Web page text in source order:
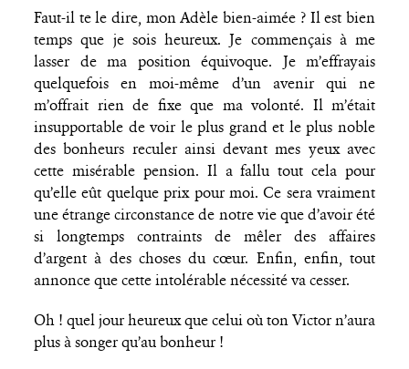
Faut-il te le dire, mon Adèle bien-aimée ? Il est bien
temps que je sois heureux. Je commençais à me
lasser de ma position équivoque. Je m’effrayais
quelquefois en moi-même d’un avenir qui ne
m’offrait rien de fixe que ma volonté. Il m’était
insupportable de voir le plus grand et le plus noble
des bonheurs reculer ainsi devant mes yeux avec
cette misérable pension. Il a fallu tout cela pour
qu’elle eût quelque prix pour moi. Ce sera vraiment
une étrange circonstance de notre vie que d’avoir été
si longtemps contraints de mêler des affaires
d’argent à des choses du cœur. Enfin, enfin, tout
annonce que cette intolérable nécessité va cesser.
Oh ! quel jour heureux que celui où ton Victor n’aura
plus à songer qu’au bonheur !